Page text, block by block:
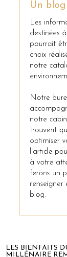
Un
Les
destinées
pourrait
choix
notre
Notre
notre
trouvent
optimiser
l'article
à votre
ferons un
renseigner
blog.
LES BIENFAITS
MILLÉNAIRE